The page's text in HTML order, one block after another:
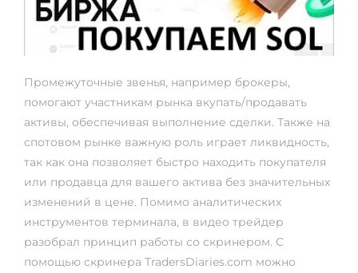
Промежуточные звенья, например брокеры,
помогают участникам рынка вкупать/продавать
активы, обеспечивая выполнение сделки. Также на
спотовом рынке важную роль играет ликвидность,
так как она позволяет быстро находить покупателя
или продавца для вашего актива без значительных
изменений в цене. Помимо аналитических
инструментов терминала, в видео трейдер
разобрал принцип работы со скринером. С
помощью скринера TradersDiaries.com можно